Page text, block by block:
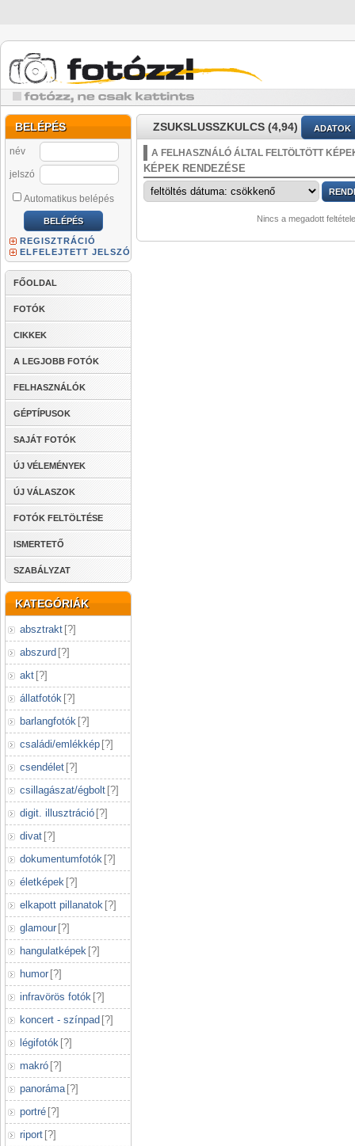
BELÉPÉS
név
jelszó
Automatikus belépés
REGISZTRÁCIÓ
ELFELEJTETT JELSZÓ
FŐOLDAL
FOTÓK
CIKKEK
A LEGJOBB FOTÓK
FELHASZNÁLÓK
GÉPTÍPUSOK
SAJÁT FOTÓK
ÚJ VÉLEMÉNYEK
ÚJ VÁLASZOK
FOTÓK FELTÖLTÉSE
ISMERTETŐ
SZABÁLYZAT
KATEGÓRIÁK
absztrakt [?]
abszurd [?]
akt [?]
állatfotók [?]
barlangfotók [?]
családi/emlékkép [?]
csendélet [?]
csillagászat/égbolt [?]
digit. illusztráció [?]
divat [?]
dokumentumfotók [?]
életképek [?]
elkapott pillanatok [?]
glamour [?]
hangulatképek [?]
humor [?]
infravörös fotók [?]
koncert - színpad [?]
légifotók [?]
makró [?]
panoráma [?]
portré [?]
riport [?]
ZSUKSLUSSZKULCS (4,94) ADATOK
A FELHASZNÁLÓ ÁLTAL FELTÖLTÖTT
KÉPEK RENDEZÉSE
Nincs a megadott